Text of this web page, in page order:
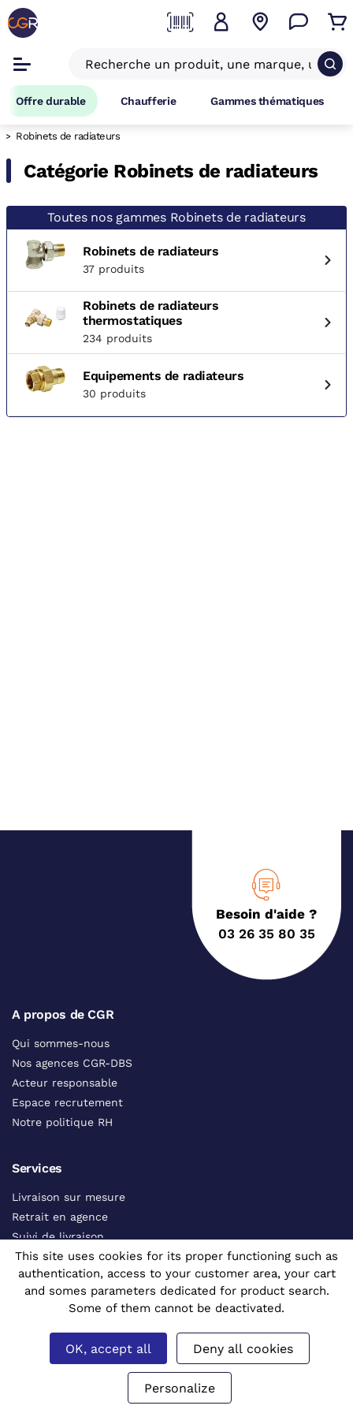
Offre durable Chaufferie Gammes thématiques
Robinets de radiateurs
Catégorie Robinets de radiateurs
Toutes nos gammes Robinets de radiateurs
Robinets de radiateurs
37 produits
Robinets de radiateurs
thermostatiques
234 produits
Equipements de radiateurs
30 produits
Besoin d'aide ?
03 26 35 80 35
A propos de CGR
Qui sommes-nous
Nos agences CGR-DBS
Acteur responsable
Espace recrutement
Notre politique RH
Services
Livraison sur mesure
Retrait en agence
Suivi de livraison
Contacts commerciaux
Catalogue interactif
Voir tous les services
This site uses cookies for its proper functioning such as
authentication, access to your customer area, your cart
and somes parameters dedicated for product search.
Some of them cannot be deactivated.
OK, accept all Deny all cookies
Personalize